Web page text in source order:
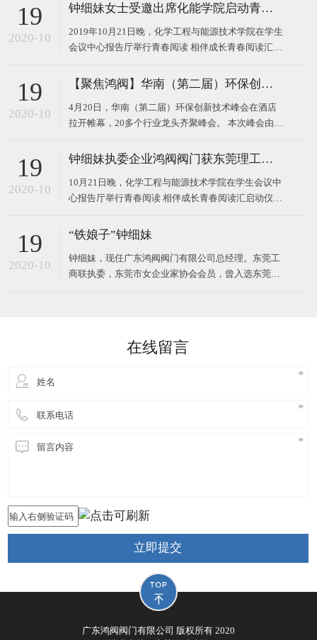
19
2020-10
钟细妹女士受邀出席化能学院启动青春阅读汇系列活动
2019年10月21日晚，化学工程与能源技术学院在学生
会议中心报告厅举行青春阅读 相伴成长青春阅读汇启
限公司董事长钟细妹、化能学院党委书记夏勇、化能
场仪式。化能学院党委委员、各支部书记、政治辅导
员、班主任
19
2020-10
【聚焦鸿阀】华南（第二届）环保创新技术峰会
4月20日，华南（第二届）环保创新技术峰会在酒店
拉开帷幕，20多个行业龙头齐聚峰会。 本次峰会由广
司作为主办方，以高新技术对接，最新技术产品，超
用，共同将环
19
2020-10
钟细妹执委企业鸿阀阀门获东莞理工学院校长马宏伟亲赠牌匾
10月21日晚，化学工程与能源技术学院在学生会议中
心报告厅举行青春阅读 相伴成长青春阅读汇启动仪
妹，与东莞理工学院党委副书记、校长马宏伟，化能
处长廖文波出席本场仪式。化能学院各支部书记、政
治辅导员、班
19
2020-10
“铁娘子”钟细妹
钟细妹，现任广东鸿阀阀门有限公司总经理。东莞工
商联执委，东莞市女企业家协会会员，曾入选东莞报
在线留言
立即提交
广东鸿阀阀门有限公司 版权所有 2020